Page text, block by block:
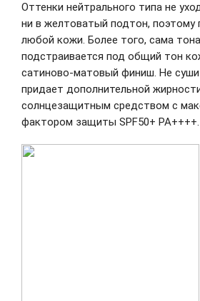
Оттенки нейтрального типа не
ни в желтоватый подтон, поэтому
любой кожи. Более того, сама
подстраивается под общий тон
сатиново-матовый финиш. Не
придает дополнительной
солнцезащитным средством с
фактором защиты SPF50+ PA++++.